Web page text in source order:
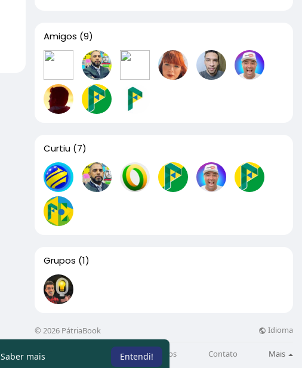
Saber mais Entendi!
Amigos (9)
Curtiu (7)
Grupos (1)
© 2026 PátriaBook Idioma
Sobre Artigos Contato Mais